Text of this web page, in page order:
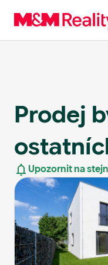
Prodej
Upozornit na